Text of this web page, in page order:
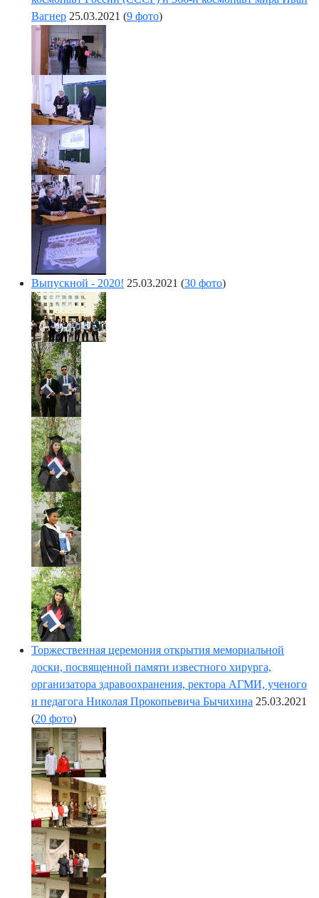
Вагнер 25.03.2021 (9 фото)
Выпускной - 2020! 25.03.2021 (30 фото)
Торжественная церемония открытия мемориальной
доски, посвященной памяти известного хирурга,
организатора здравоохранения, ректора АГМИ, ученого
и педагога Николая Прокопьевича Бычихина 25.03.2021
(20 фото)